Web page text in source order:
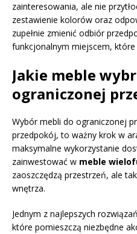
zainteresowania, ale nie
zestawienie kolorów oraz
zupełnie zmienić odbiór
funkcjonalnym miejscem,
Jakie meble
ograniczonej
Wybór mebli do ograniczonej
przedpokój, to ważny krok w
maksymalne wykorzystanie
zainwestować w meble
zaoszczędzą przestrzeń, ale
wnętrza.
Jednym z najlepszych
które pomieszczą niezbędne